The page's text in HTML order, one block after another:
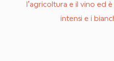
l’agricoltura e il vino ed
intensi e i